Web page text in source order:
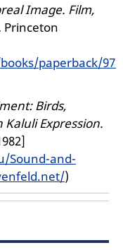
Image. Film,
Princeton
paperback/
Birds,
Kaluli Expression.
Sound-and-
)